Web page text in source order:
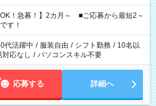
」 「余裕を持って夕飯の準備がしたい」
たくない」 など、ご希望を教えてください
の勤務時間。 合計で週40時間を超える場
。
OK！急募！】2カ月～ ■ご応募から最短2～
す！
代活躍中 / 服装自由 / シフト勤務 / 10名以
対応なし / パソコンスキル不要
応募する 詳細へ